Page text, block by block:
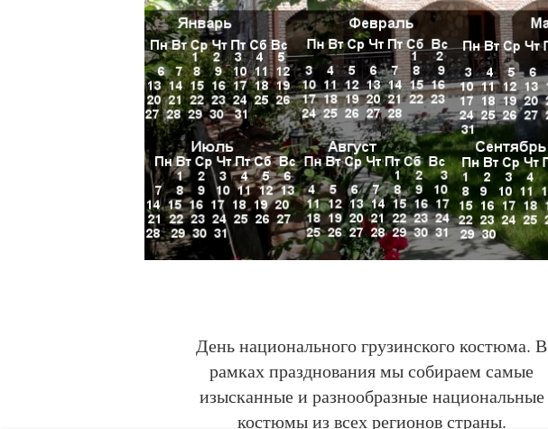
День национального грузинского костюма. В
рамках празднования мы собираем самые
изысканные и разнообразные национальные
костюмы из всех регионов страны.